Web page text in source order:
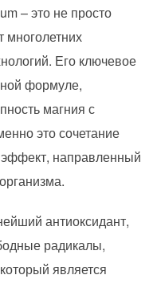
– это не просто
многолетних
Его ключевое
формуле,
магния с
это сочетание
эффект, направленный
антиоксидант,
радикалы,
является